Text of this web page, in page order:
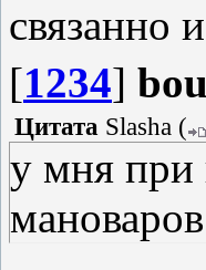
связанно
[1234]
Цитата Slasha (
у мня при